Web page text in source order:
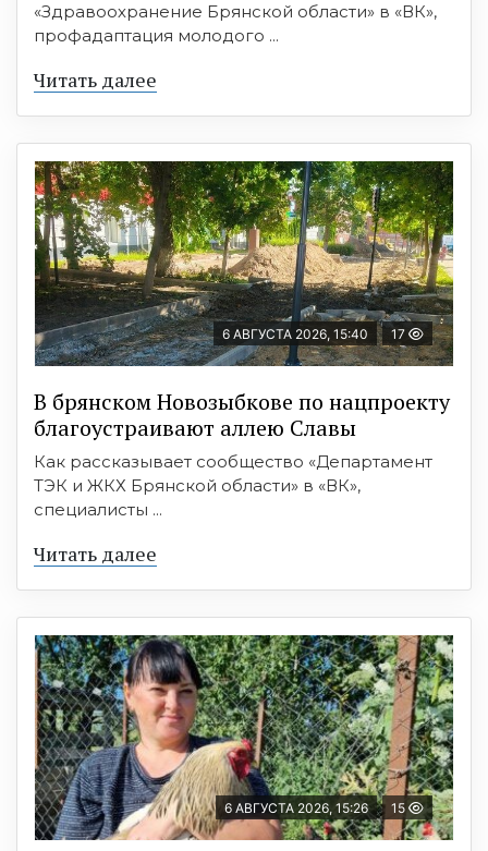
«Здравоохранение Брянской области» в «ВК»,
профадаптация молодого ...
Читать далее
6 АВГУСТА 2026, 15:40 17
В брянском Новозыбкове по нацпроекту
благоустраивают аллею Славы
Как рассказывает сообщество «Департамент
ТЭК и ЖКХ Брянской области» в «ВК»,
специалисты ...
Читать далее
6 АВГУСТА 2026, 15:26 15